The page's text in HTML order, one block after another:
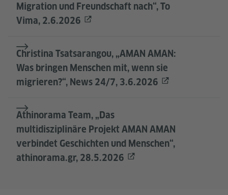
Migration und Freundschaft nach“, To
Vima, 2.6.2026
Christina Tsatsarangou, „AMAN AMAN:
Was bringen Menschen mit, wenn sie
migrieren?“, News 24/7, 3.6.2026
Athinorama Team, „Das
multidisziplinäre Projekt AMAN AMAN
verbindet Geschichten und Menschen“,
athinorama.gr, 28.5.2026